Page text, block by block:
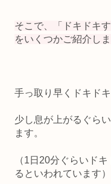
そこで、「ドキドキ
をいくつかご紹介しま
手っ取り早くドキド
少し息が上がるぐら
ます。
（1日20分ぐらいド
るといわれています）